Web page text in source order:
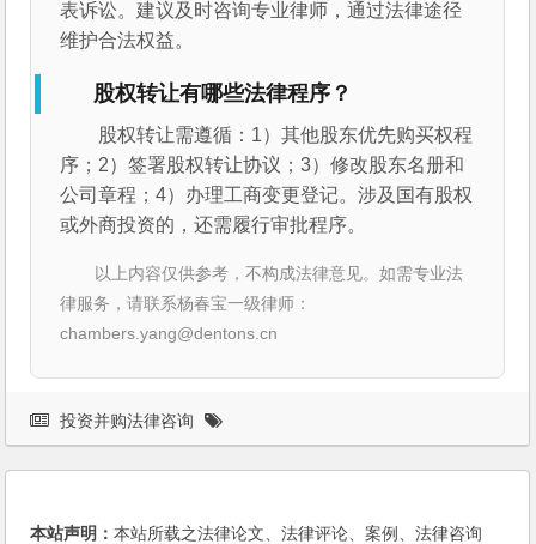
表诉讼。建议及时咨询专业律师，通过法律途径
维护合法权益。
股权转让有哪些法律程序？
股权转让需遵循：1）其他股东优先购买权程
序；2）签署股权转让协议；3）修改股东名册和
公司章程；4）办理工商变更登记。涉及国有股权
或外商投资的，还需履行审批程序。
以上内容仅供参考，不构成法律意见。如需专业法
律服务，请联系杨春宝一级律师：
chambers.yang@dentons.cn
投资并购法律咨询
本站声明：本站所载之法律论文、法律评论、案例、法律咨询